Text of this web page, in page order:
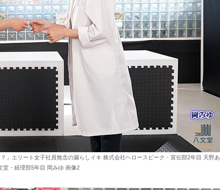
」エリート女子社員無念の漏らしイキ 株式会社ヘロースピーク・宣伝部2年目 天野あ
堂・経理部5年目 岡みゆ 画像2